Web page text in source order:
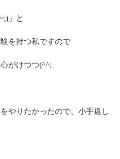
」と
を持つ私ですので
がけつつ(^^;
やりたかったので、小手返し